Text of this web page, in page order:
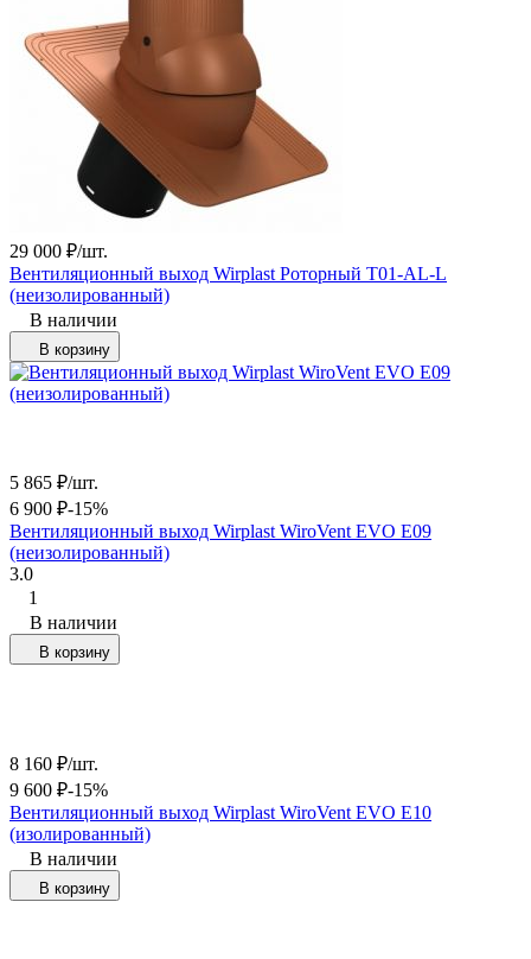
29 000 ₽/шт.
Вентиляционный выход Wirplast Роторный T01-AL-L
(неизолированный)
В наличии
В корзину
5 865 ₽/шт.
6 900 ₽-15%
Вентиляционный выход Wirplast WiroVent EVO Е09
(неизолированный)
3.0
1
В наличии
В корзину
8 160 ₽/шт.
9 600 ₽-15%
Вентиляционный выход Wirplast WiroVent EVO Е10
(изолированный)
В наличии
В корзину